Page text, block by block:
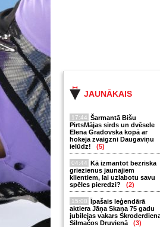
JAUNĀKAIS
17:44 Šarmantā Bišu
PirtsMājas sirds un dvēsele
Elena Gradovska kopā ar
hokeja zvaigzni Daugaviņu
ielūdz!
(5)
04:44 Kā izmantot bezriska
griezienus jaunajiem
klientiem, lai uzlabotu savu
spēles pieredzi?
(2)
15:08 Īpašais leģendārā
aktiera Jāņa Skaņa 75 gadu
jubilejas vakars
Silmačos Druvienā
(3)